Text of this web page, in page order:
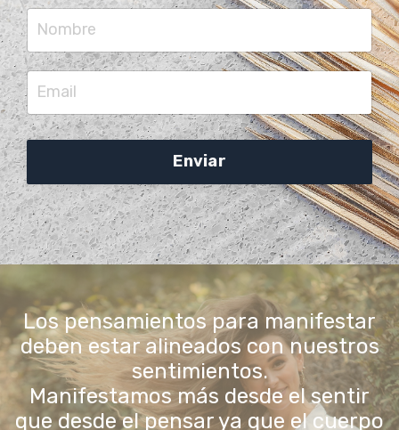
Enviar
Los pensamientos para manifestar
deben estar alineados con nuestros
sentimientos.
Manifestamos más desde el sentir
que desde el pensar ya que el cuerpo